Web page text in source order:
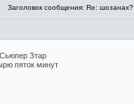
Заголовок сообщения: Re: шозанах?
Зтар
пяток минут